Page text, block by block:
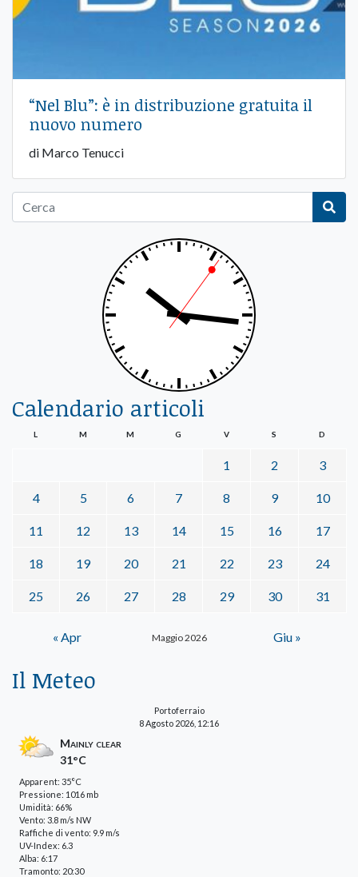
“Nel Blu”: è in distribuzione gratuita il
nuovo numero
di Marco Tenucci
Calendario articoli
Maggio 2026
L M M G V S D
1 2 3
4 5 6 7 8 9 10
11 12 13 14 15 16 17
18 19 20 21 22 23 24
25 26 27 28 29 30 31
« Apr Giu »
Il Meteo
Portoferraio
8 Agosto 2026, 12:16
Mainly clear
31°C
Apparent: 35°C
Pressione: 1016 mb
Umidità: 66%
Vento: 3.8 m/s NW
Raffiche di vento: 9.9 m/s
UV-Index: 6.3
Alba: 6:17
Tramonto: 20:30